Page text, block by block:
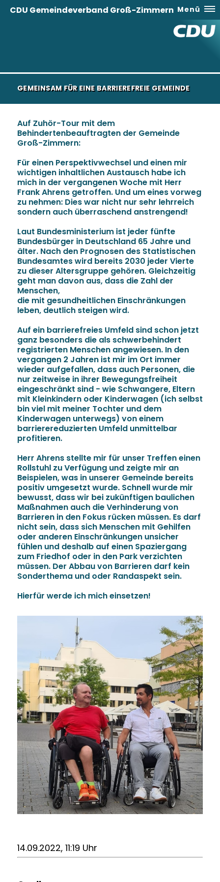
CDU Gemeindeverband Groß-Zimmern Menü
GEMEINSAM FÜR EINE BARRIEREFREIE GEMEINDE
Auf Zuhör-Tour mit dem
Behindertenbeauftragten der Gemeinde
Groß-Zimmern:
Für einen Perspektivwechsel und einen mir
wichtigen inhaltlichen Austausch habe ich
mich in der vergangenen Woche mit Herr
Frank Ahrens getroffen. Und um eines vorweg
zu nehmen: Dies war nicht nur sehr lehrreich
sondern auch überraschend anstrengend!
Laut Bundesministerium ist jeder fünfte
Bundesbürger in Deutschland 65 Jahre und
älter. Nach den Prognosen des Statistischen
Bundesamtes wird bereits 2030 jeder Vierte
zu dieser Altersgruppe gehören. Gleichzeitig
geht man davon aus, dass die Zahl der
Menschen,
die mit gesundheitlichen Einschränkungen
leben, deutlich steigen wird.
Auf ein barrierefreies Umfeld sind schon jetzt
ganz besonders die als schwerbehindert
registrierten Menschen angewiesen. In den
vergangen 2 Jahren ist mir im Ort immer
wieder aufgefallen, dass auch Personen, die
nur zeitweise in ihrer Bewegungsfreiheit
eingeschränkt sind - wie Schwangere, Eltern
mit Kleinkindern oder Kinderwagen (ich selbst
bin viel mit meiner Tochter und dem
Kinderwagen unterwegs) von einem
barrierereduzierten Umfeld unmittelbar
profitieren.
Herr Ahrens stellte mir für unser Treffen einen
Rollstuhl zu Verfügung und zeigte mir an
Beispielen, was in unserer Gemeinde bereits
positiv umgesetzt wurde. Schnell wurde mir
bewusst, dass wir bei zukünftigen baulichen
Maßnahmen auch die Verhinderung von
Barrieren in den Fokus rücken müssen. Es darf
nicht sein, dass sich Menschen mit Gehilfen
oder anderen Einschränkungen unsicher
fühlen und deshalb auf einen Spaziergang
zum Friedhof oder in den Park verzichten
müssen. Der Abbau von Barrieren darf kein
Sonderthema und oder Randaspekt sein.
Hierfür werde ich mich einsetzen!
14.09.2022, 11:19 Uhr